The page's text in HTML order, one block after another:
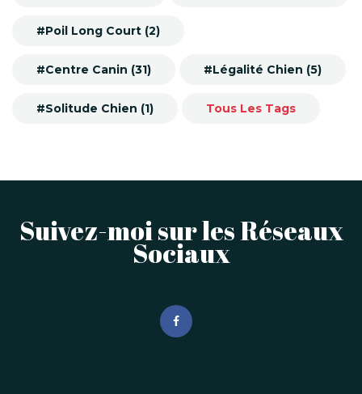
#Poil Long Court (2)
#Centre Canin (31) #Légalité Chien (5)
#Solitude Chien (1) Tous Les Tags
Suivez-moi sur les Réseaux
Sociaux